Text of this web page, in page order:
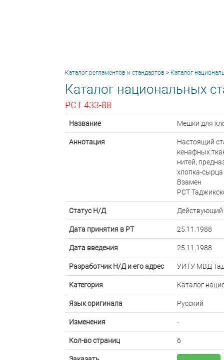
Каталог регламентов и стандартов > Каталог
Каталог национальных
РСТ 433-88
Название Мешки для
Аннотация
Настоящий
кенафных
нитей,
хлопка-сырца
Взамен
РСТ
Статус Н/Д Действующий
Дата принятия в РТ 25.11.1988
Дата введения 25.11.1988
Разработчик Н/Д и его адрес УИТУ МВД
Категория Каталог
Язык оригинала Русский
Изменения -
Кол-во страниц 6